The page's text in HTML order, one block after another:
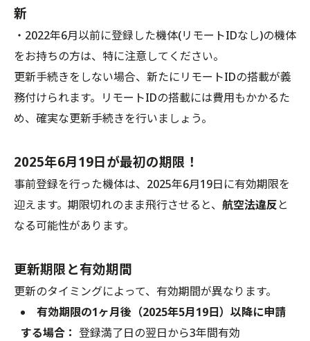
新
・2022年6月以前に登録した機体(リモートIDなし)の機体
をお持ちの方は、特に注意してください。
更新手続きをしない場合、新たにリモートIDの搭載が義
務付けられます。リモートIDの搭載には費用もかかるた
め、確実な更新手続きを行いましょう。
2025年6月19日が最初の期限！
事前登録を行った機体は、2025年6月19日に有効期限を
迎えます。期限切れのまま飛行させると、 航空法違反と
なる可能性があります。
更新期限と有効期間
更新のタイミングによって、有効期間が異なります。
有効期限の1ヶ月後（2025年5月19日）以降に申請
する場合： 登録満了日の翌日から3年間有効